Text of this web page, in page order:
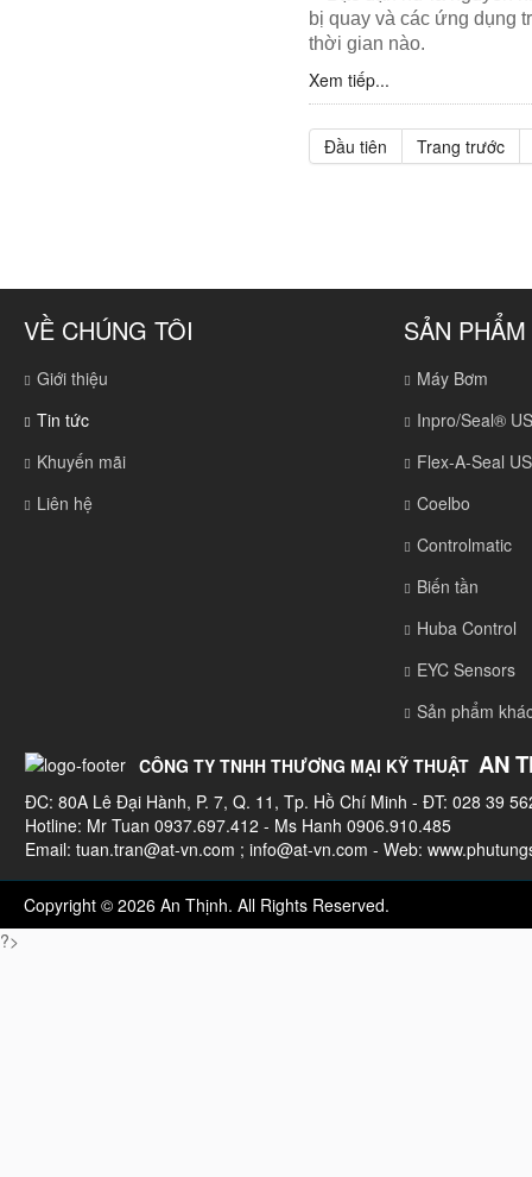
bị quay và các ứng dụng
thời gian nào.
Xem tiếp...
Đầu tiên Trang trước
VỀ CHÚNG TÔI
Giới thiệu
Tin tức
Khuyến mãi
Liên hệ
SẢN PHẨM
Máy Bơm
Inpro/Seal®
Flex-A-Seal
Coelbo
Controlmatic
Biến tần
Huba Control
EYC Sensors
Sản phẩm
CÔNG TY TNHH THƯƠNG MẠI KỸ THUẬT AN
ĐC: 80A Lê Đại Hành, P. 7, Q. 11, Tp. Hồ Chí Minh - ĐT: 028 39
Hotline: Mr Tuan 0937.697.412 - Ms Hanh 0906.910.485
Email: tuan.tran@at-vn.com ; info@at-vn.com - Web:
Copyright © 2026 An Thịnh. All Rights Reserved.
?>